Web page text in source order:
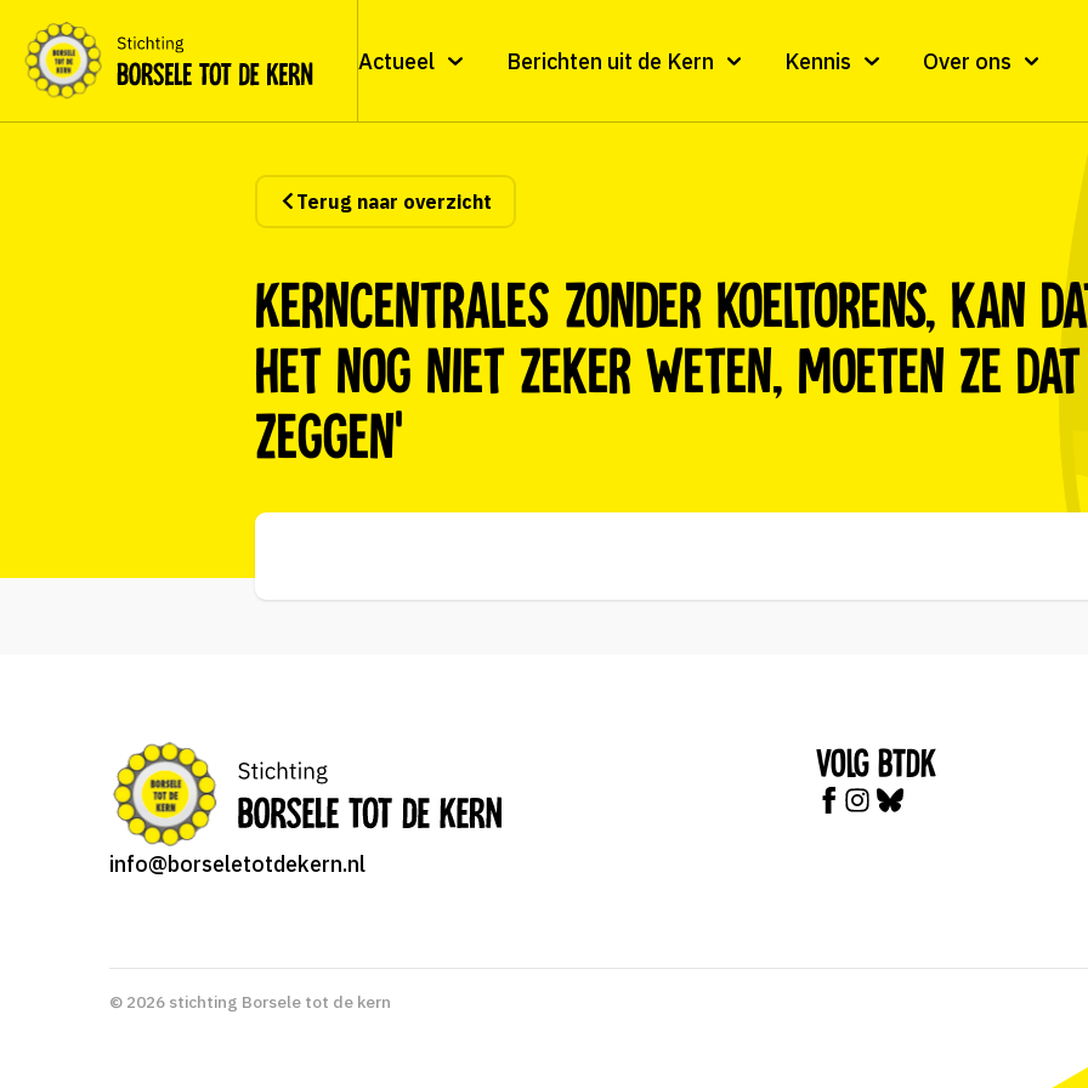
Actueel Berichten uit de Kern Kennis Over ons
Terug naar overzicht
Kerncentrales zonder koeltorens, kan
het nog niet zeker weten, moeten ze
zeggen’
info@borseletotdekern.nl
Volg BTDK
© 2026 stichting Borsele tot de kern